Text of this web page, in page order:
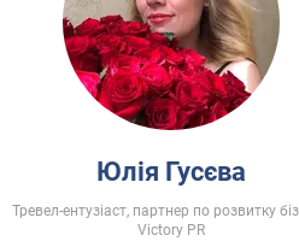
Юлія Гусєва
Тревел-ентузіаст, партнер по розвитку
Victory PR